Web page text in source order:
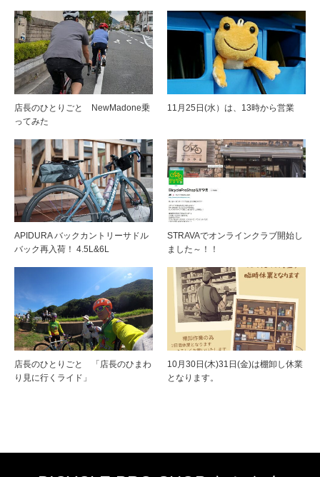
店長のひとりごと NewMadone乗
ってみた
11月25日(水）は、13時から営業
APIDURA バックカントリーサドル
バック再入荷！ 4.5L&6L
STRAVAでオンラインクラブ開始し
ました～！！
店長のひとりごと 「店長のひまわ
り見に行くライド」
10月30日(木)31日(金)は棚卸し休業
となります。